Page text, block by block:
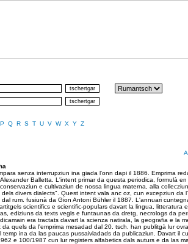
P Q R S T U V W X Y Z
senza interrupziun ina giada l'onn dapi il 1886. Emprima
Balletta. L'intent primar da questa periodica, formulà en
e cultivaziun de nossa lingua materna, alla
divers dialects". Quest intent vala anc oz, cun excepziun da
rum. fusiunà da Gion Antoni Bühler il 1887. L'annuari
scientifics e scientific-populars davart la lingua, litteratura e
ediziuns da texts vegls e funtaunas da dretg, necrologs da
era tractats davart la scienza natirala, la geografia e la
quels da l'emprima mesadad dal 20. tsch. han publitgà lur
ina da las paucas pussaivladads da publicaziun. Davart il
e 100/1987 cun lur registers alfabetics dals auturs e da las